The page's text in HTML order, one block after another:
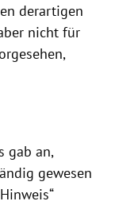
derartigen
nicht für
gab an,
gewesen